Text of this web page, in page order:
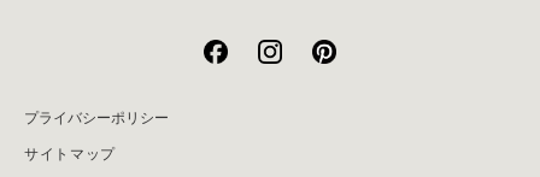
プライバシーポリシー
サイトマップ